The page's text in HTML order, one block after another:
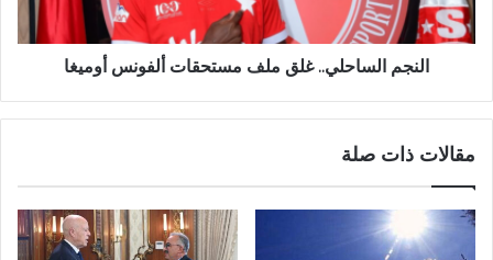
النجم الساحلي.. غلق ملف مستحقات ألفونس أوميغا
مقالات ذات صلة